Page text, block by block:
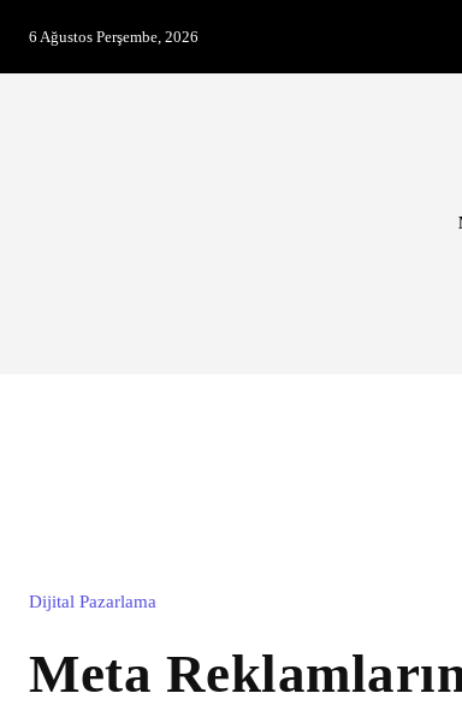
6 Ağustos Perşembe, 2026
Dijital Pazarlama
Meta